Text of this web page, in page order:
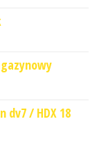
dv7 / HDX 18